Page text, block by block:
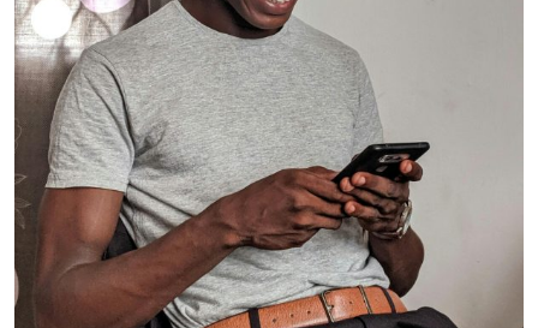
Xiaomi Redmi 14C 5G
Huawei Enjoy 70X
Xiaomi
Redmi Turbo
4
Oneplus Ace 5